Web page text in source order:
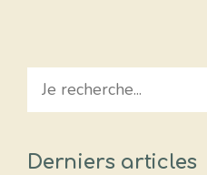
Search
Derniers articles